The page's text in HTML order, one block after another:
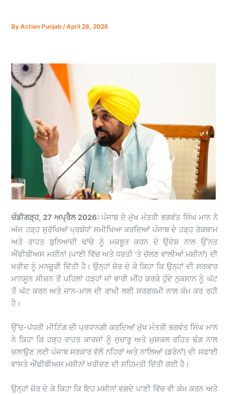
ByAction Punjab/April 28, 2026
ਚੰਡੀਗੜ੍ਹ, 27 ਅਪ੍ਰੈਲ 2026:ਪੰਜਾਬ ਦੇ ਮੁੱਖ ਮੰਤਰੀ ਭਗਵੰਤ ਸਿੰਘ ਮਾਨ ਨੇ
ਅੱਜ ਹੜ੍ਹ ਸੁਰੱਖਿਆਂ ਪ੍ਰਬੰਧਾਂ ਸਮੀਖਿਆ ਕਰਦਿਆਂ ਪੰਜਾਬ ਦੇ ਹੜ੍ਹ ਰੋਕਥਾਮ
ਅਤੇ ਰਾਹਤ ਬੁਨਿਆਦੀ ਢਾਂਚੇ ਨੂੰ ਮਜ਼ਬੂਤ ਕਰਨ ਦੇ ਉਦੇਸ਼ ਨਾਲ ਉੱਨਤ
ਐਂਫੀਬੀਅਸ ਮਸ਼ੀਨਾਂ (ਪਾਣੀ ਵਿੱਚ ਅਤੇ ਧਰਤੀ ‘ਤੇ ਚੱਲਣ ਵਾਲੀਆਂ ਮਸ਼ੀਨਾਂ) ਦੀ
ਖਰੀਦ ਨੂੰ ਮਨਜ਼ੂਰੀ ਦਿੱਤੀ ਹੈ। ਉਨ੍ਹਾਂ ਜ਼ੋਰ ਦੇ ਕੇ ਕਿਹਾ ਕਿ ਉਨ੍ਹਾਂ ਦੀ ਸਰਕਾਰ
ਮਾਨਸੂਨ ਸੀਜ਼ਨ ਤੋਂ ਪਹਿਲਾਂ ਹੜ੍ਹਾਂ ਜਾਂ ਭਾਰੀ ਮੀਂਹ ਕਰਕੇ ਹੁੰਦੇ ਨੁਕਸਾਨ ਨੂੰ ਘੱਟ
ਤੋਂ ਘੱਟ ਕਰਨ ਅਤੇ ਜਾਨ-ਮਾਲ ਦੀ ਰਾਖੀ ਲਈ ਸਰਗਰਮੀ ਨਾਲ ਕੰਮ ਕਰ ਰਹੀ
ਹੈ।
ਉੱਚ-ਪੱਧਰੀ ਮੀਟਿੰਗ ਦੀ ਪ੍ਰਧਾਨਗੀ ਕਰਦਿਆਂ ਮੁੱਖ ਮੰਤਰੀ ਭਗਵੰਤ ਸਿੰਘ ਮਾਨ
ਨੇ ਕਿਹਾ ਕਿ ਹੜ੍ਹ ਰਾਹਤ ਕਾਰਜਾਂ ਨੂੰ ਸੁਚਾਰੂ ਅਤੇ ਮੁਸ਼ਕਲ ਰਹਿਤ ਢੰਗ ਨਾਲ
ਚਲਾਉਣ ਲਈ ਪੰਜਾਬ ਸਰਕਾਰ ਵੱਲੋਂ ਨਹਿਰਾਂ ਅਤੇ ਨਾਲਿਆਂ (ਡਰੇਨਾਂ) ਦੀ ਸਫਾਈ
ਵਾਸਤੇ ਐਂਫੀਬੀਅਸ ਮਸ਼ੀਨਾਂ ਖਰੀਦਣ ਦੀ ਸਹਿਮਤੀ ਦਿੱਤੀ ਗਈ ਹੈ।
ਉਨ੍ਹਾਂ ਜ਼ੋਰ ਦੇ ਕੇ ਕਿਹਾ ਕਿ ਇਹ ਮਸ਼ੀਨਾਂ ਵਗਦੇ ਪਾਣੀ ਵਿੱਚ ਵੀ ਕੰਮ ਕਰਨ ਅਤੇ